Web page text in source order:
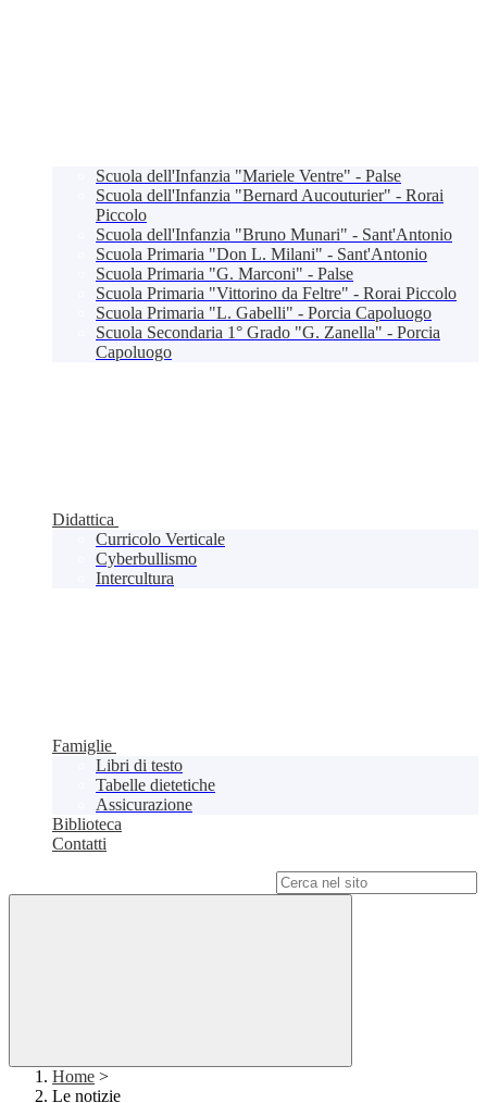
Scuola dell'Infanzia "Mariele Ventre" - Palse
Scuola dell'Infanzia "Bernard Aucouturier" - Rorai
Piccolo
Scuola dell'Infanzia "Bruno Munari" - Sant'Antonio
Scuola Primaria "Don L. Milani" - Sant'Antonio
Scuola Primaria "G. Marconi" - Palse
Scuola Primaria "Vittorino da Feltre" - Rorai Piccolo
Scuola Primaria "L. Gabelli" - Porcia Capoluogo
Scuola Secondaria 1° Grado "G. Zanella" - Porcia
Capoluogo
Didattica
Curricolo Verticale
Cyberbullismo
Intercultura
Famiglie
Libri di testo
Tabelle dietetiche
Assicurazione
Biblioteca
Contatti
Home >
Le notizie